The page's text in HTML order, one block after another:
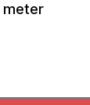
meter